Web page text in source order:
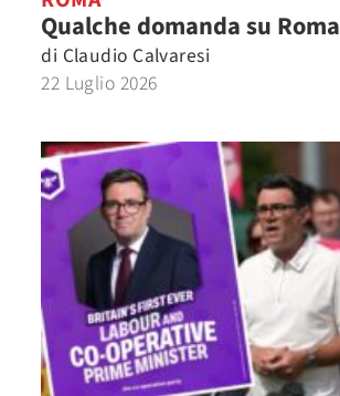
Qualche domanda su Roma
di Claudio Calvaresi
22 Luglio 2026